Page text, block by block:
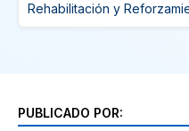
Rehabilitación y
PUBLICADO POR: